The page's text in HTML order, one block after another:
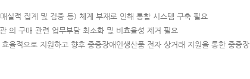
실적 집계 및 검증 등) 체계 부재로 인해 통합 시스템 구축 필요
의 구매 관련 업무부담 최소화 및 비효율성 제거 필요
율적으로 지원하고 향후 중증장애인생산품 전자 상거래 지원을 통한 중증장